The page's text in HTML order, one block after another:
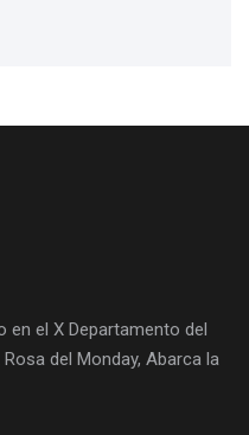
en el X Departamento del
del Monday, Abarca la